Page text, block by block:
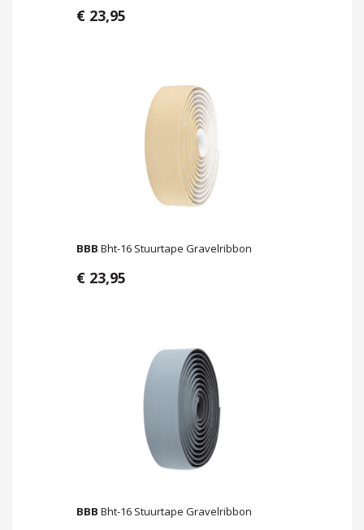
€ 23,95
BBB Bht-16 Stuurtape Gravelribbon
€ 23,95
BBB Bht-16 Stuurtape Gravelribbon